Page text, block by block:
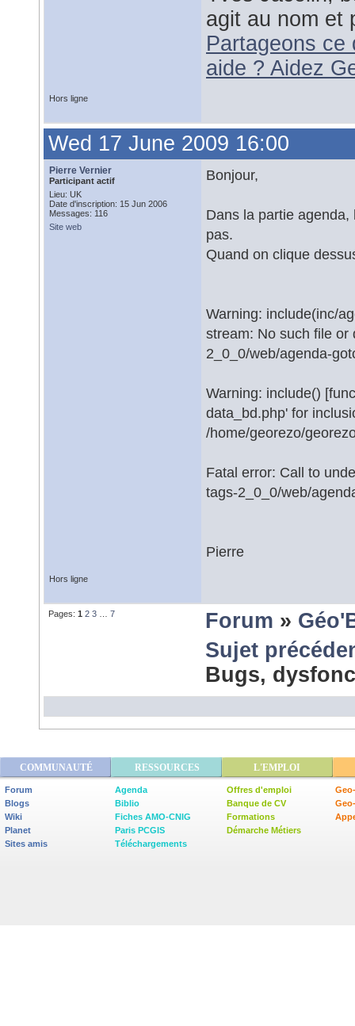
agit au nom et
Partageons ce
aide ? Aidez
Hors ligne
Wed 17 June 2009 16:00
Pierre Vernier
Participant actif
Lieu: UK
Date d'inscription: 15 Jun 2006
Messages: 116
Site web
Bonjour,
Dans la partie
pas.
Quand on clique
Warning: include(inc/
stream: No such file or
2_0_0/web/agenda-
Warning: include()
data_bd.php' for
/home/georezo/
Fatal error: Call to
tags-2_0_0/web/
Pierre
Hors ligne
Pages: 1 2 3 7 Forum »
Sujet
Bugs,
COMMUNAUTÉ RESSOURCES L'EMPLOI
Forum
Blogs
Wiki
Planet
Sites amis
Agenda
Biblio
Fiches AMO-CNIG
Paris PCGIS
Téléchargements
Offres d'emploi
Banque de CV
Formations
Démarche Métiers